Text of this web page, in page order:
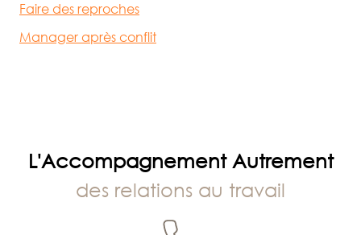
Faire des reproches
Manager après conflit
L'Accompagnement Autrement
des relations au travail